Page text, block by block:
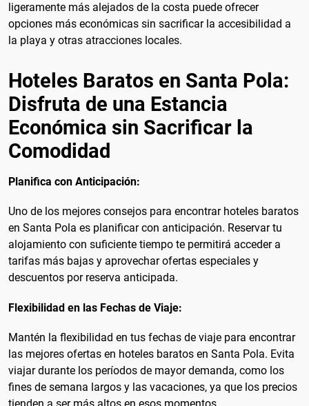
ligeramente más alejados de la costa puede ofrecer
opciones más económicas sin sacrificar la accesibilidad a
la playa y otras atracciones locales.
Hoteles Baratos en Santa Pola:
Disfruta de una Estancia
Económica sin Sacrificar la
Comodidad
Planifica con Anticipación:
Uno de los mejores consejos para encontrar hoteles baratos
en Santa Pola es planificar con anticipación. Reservar tu
alojamiento con suficiente tiempo te permitirá acceder a
tarifas más bajas y aprovechar ofertas especiales y
descuentos por reserva anticipada.
Flexibilidad en las Fechas de Viaje:
Mantén la flexibilidad en tus fechas de viaje para encontrar
las mejores ofertas en hoteles baratos en Santa Pola. Evita
viajar durante los períodos de mayor demanda, como los
fines de semana largos y las vacaciones, ya que los precios